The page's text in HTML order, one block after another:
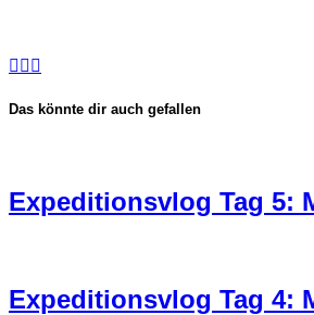
Das könnte dir auch gefallen
Expeditionsvlog Tag 5:
Expeditionsvlog Tag 4: